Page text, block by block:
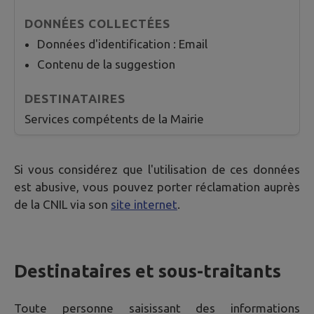
Données d'identification : Email
Contenu de la suggestion
Services compétents de la Mairie
Si vous considérez que l'utilisation de ces données
est abusive, vous pouvez porter réclamation auprès
de la CNIL via son site internet.
Destinataires et sous-traitants
Toute personne saisissant des informations